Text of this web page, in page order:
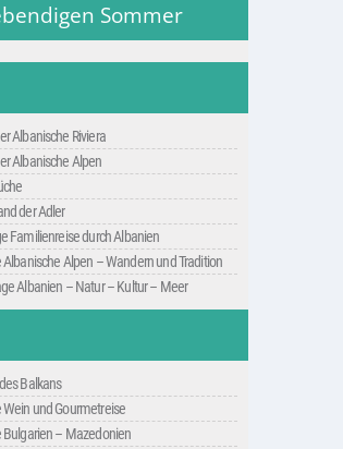
Sommer
Albanische Riviera
Albanische Alpen
der Adler
Familienreise durch Albanien
Alpen – Wandern und Tradition
Albanien – Natur – Kultur – Meer
Balkans
und Gourmetreise
Bulgarien – Mazedonien